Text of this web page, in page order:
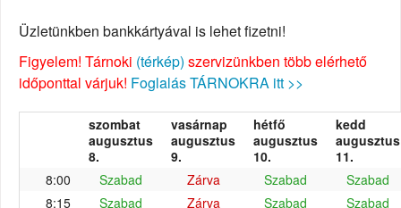
Üzletünkben bankkártyával is lehet fizetni!
Figyelem! Tárnoki (térkép) szervizünkben több elérhető
időponttal várjuk! Foglalás TÁRNOKRA itt >>
szombat
augusztus
8.
vasárnap
augusztus
9.
hétfő
augusztus
10.
kedd
augusztus
11.
8:00
Szabad Zárva Szabad
Szabad
8:15
Szabad Zárva Szabad
Szabad